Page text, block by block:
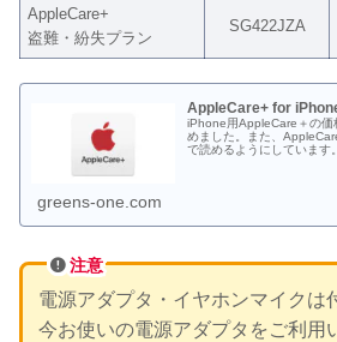
AppleCare+
盗難・紛失プラン
SG422JZA
AppleCare+ for
iPhone用AppleCare＋の価
めました。また、
で読めるようにしています
greens-one.com
注意
電源アダプタ・イヤホンマイクは
今お使いの電源アダプタをご利用